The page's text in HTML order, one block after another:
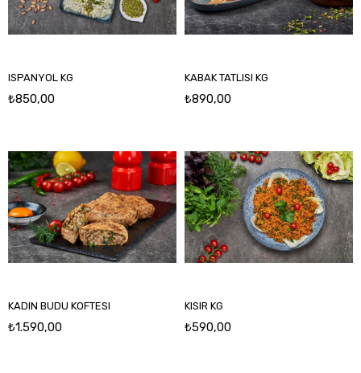
ISPANYOL KG
₺850,00
KABAK TATLISI KG
₺890,00
KADIN BUDU KOFTESI
₺1.590,00
KISIR KG
₺590,00